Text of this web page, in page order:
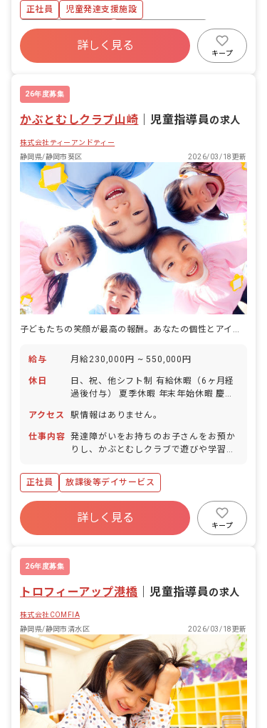
や学習面の指導 ・サポート・支援計画の
立案、進捗管理、更新 ・ひとりひとりに
合ったプログラムの提案 ・個別または集
団での指導・関係機関との連絡調整
正社員
児童発達支援施設
ボーナス・賞与あり
年間休日120日以上
寮・住宅・家賃補助あり
社会保険完備
昇給昇進あり
詳しく見る
キープ
26年度募集
かぶとむしクラブ山崎 ｜児童指導員の求人
株式会社ティーアンドティー
静岡県/静岡市葵区
2026/03/18更新
給与 月給230,000円 ~ 550,000円
休日
日、祝、他シフト制 有給休暇（6ヶ月経
過後付与） 夏季休暇 年末年始休暇 慶弔
アクセス
駅情報はありません。
仕事内容 発達障がいをお持ちのお子さんをお預か
りし、かぶとむしクラブで遊びや学習を
をして頂きます。お子さんによっては学
習支援をする場合もあります。決められ
た仕事内容をこなすのではなく、どうす
れば良いか自ら考え行動して頂く必要が
あります。 ■保育方針：該当なし
正社員 放課後等デイサービス
詳しく見る
キープ
26年度募集
トロフィーアップ港橋 児童指導員の求人
株式会社COMFIA
静岡県/静岡市清水区
2026/03/18更新